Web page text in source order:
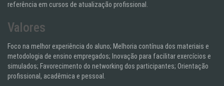
referência em cursos de atualização profissional.
Valores
Foco na melhor experiência do aluno; Melhoria contínua dos materiais e
metodologia de ensino empregados; Inovação para facilitar exercícios e
simulados; Favorecimento do networking dos participantes; Orientação
profissional, acadêmica e pessoal.